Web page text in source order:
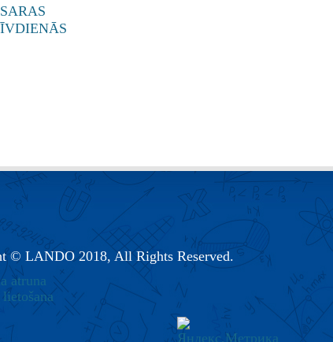
© LANDO 2018, All Rights Reserved.
atruna